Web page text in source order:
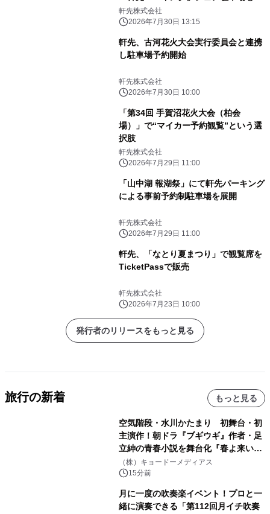
約率70%を突破
軒先株式会社
2026年7月30日 13:15
軒先、古河花火大会実行委員会と連携
し駐車場予約開始
軒先株式会社
2026年7月30日 10:00
「第34回 手賀沼花火大会（柏会
場）」で“マイカー予約観覧”という選
択肢
軒先株式会社
2026年7月29日 11:00
「山中湖 報湖祭」にて軒先パーキング
による事前予約制駐車場を展開
軒先株式会社
2026年7月29日 11:00
軒先、「なとり夏まつり」で観覧席を
TicketPassで販売
軒先株式会社
2026年7月23日 10:00
発行者のリリースをもっと見る
旅行の新着 もっと見る
空気階段・水川かたまり 初舞台・初
主演作！朝ドラ『ブギウギ』作者・足
立紳の青春小説を舞台化『春よ来い、
マジで来い』キービジュアル解禁！
（株）キョードーメディアス
15分前
月に一度の吹奏楽イベント！プロと一
緒に演奏できる「第112回月イチ吹奏